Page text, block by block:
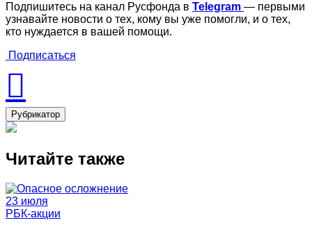
Подпишитесь на канал Русфонда в Telegram — первыми
узнавайте новости о тех, кому вы уже помогли, и о тех,
кто нуждается в вашей помощи.
Подписаться
Рубрикатор
Читайте также
23 июля
РБК-акции